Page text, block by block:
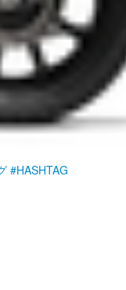
#HASHTAG